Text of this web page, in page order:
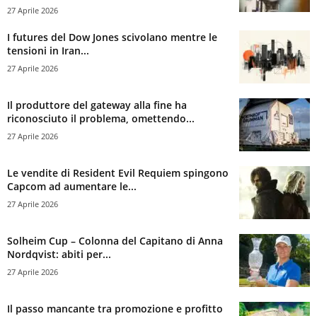
27 Aprile 2026
I futures del Dow Jones scivolano mentre le
tensioni in Iran...
27 Aprile 2026
Il produttore del gateway alla fine ha
riconosciuto il problema, omettendo...
27 Aprile 2026
Le vendite di Resident Evil Requiem spingono
Capcom ad aumentare le...
27 Aprile 2026
Solheim Cup – Colonna del Capitano di Anna
Nordqvist: abiti per...
27 Aprile 2026
Il passo mancante tra promozione e profitto